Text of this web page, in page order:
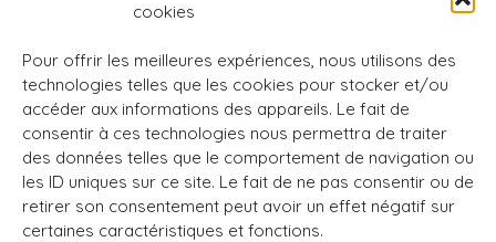
cookies
Pour offrir les meilleures expériences, nous utilisons des
technologies telles que les cookies pour stocker et/ou
accéder aux informations des appareils. Le fait de
consentir à ces technologies nous permettra de traiter
des données telles que le comportement de navigation ou
les ID uniques sur ce site. Le fait de ne pas consentir ou de
retirer son consentement peut avoir un effet négatif sur
certaines caractéristiques et fonctions.